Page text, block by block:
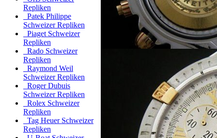
Repliken
Patek Philippe
Schweizer Repliken
Piaget Schweizer
Repliken
Rado Schweizer
Repliken
Raymond Weil
Schweizer Repliken
Roger Dubuis
Schweizer Repliken
Rolex Schweizer
Repliken
Tag Heuer Schweizer
Repliken